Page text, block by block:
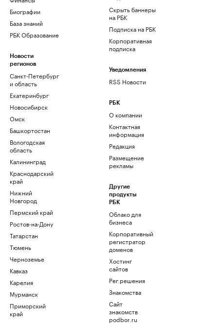
Биографии
База знаний
РБК Образование
Новости
регионов
Санкт-Петербург
и область
Екатеринбург
Новосибирск
Омск
Башкортостан
Вологодская
область
Калининград
Краснодарский
край
Нижний
Новгород
Пермский край
Ростов-на-Дону
Татарстан
Тюмень
Черноземье
Кавказ
Карелия
Мурманск
Приморский
край
Скрыть баннеры
на РБК
Подписка на РБК
Корпоративная
подписка
Уведомления
RSS Новости
РБК
О компании
Контактная
информация
Редакция
Размещение
рекламы
Другие
продукты
РБК
Облако для
бизнеса
Корпоративный
регистратор
доменов
Хостинг
сайтов
Рег.решения
Знакомства
Сайт
знакомств
podbor.ru